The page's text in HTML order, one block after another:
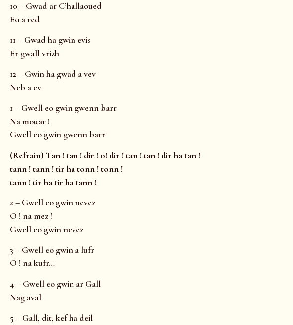
10 – Gwad ar C’hallaoued
Eo a red
11 – Gwad ha gwin evis
Er gwall vrizh
12 – Gwin ha gwad a vev
Neb a ev
1 – Gwell eo gwin gwenn barr
Na mouar !
Gwell eo gwin gwenn barr
(Refrain) Tan ! tan ! dir ! o! dir ! tan ! tan ! dir ha tan !
tann ! tann ! tir ha tonn ! tonn !
tann ! tir ha tir ha tann !
2 – Gwell eo gwin nevez
O ! na mez !
Gwell eo gwin nevez
3 – Gwell eo gwin a lufr
O ! na kufr…
4 – Gwell eo gwin ar Gall
Nag aval
5 – Gall, dit, kef ha deil